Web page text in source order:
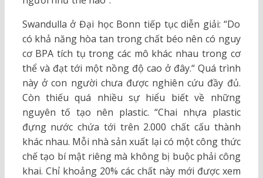
Swandulla ở Đại học Bonn tiếp tục diễn giải: “Do
có khả năng hòa tan trong chất béo nên có nguy
cơ BPA tích tụ trong các mô khác nhau trong cơ
thể và đạt tới một nồng độ cao ở đây.“ Quá trình
này ở con người chưa được nghiên cứu đầy đủ.
Còn thiếu quá nhiều sự hiểu biết về những
nguyên tố tạo nên plastic. “Chai nhựa plastic
đựng nước chứa tới trên 2.000 chất cấu thành
khác nhau. Mỗi nhà sản xuất lại có một công thức
chế tạo bí mật riêng mà không bị buộc phải công
khai. Chỉ khoảng 20% các chất này mới được xem